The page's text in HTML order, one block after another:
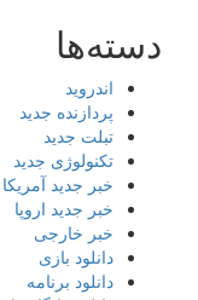
دسته‌ها
اندروید
پردازنده جدید
تبلت جدید
تکنولوژی جدید
خبر جدید آمریکا
خبر جدید اروپا
خبر خارجی
دانلود بازی
دانلود برنامه